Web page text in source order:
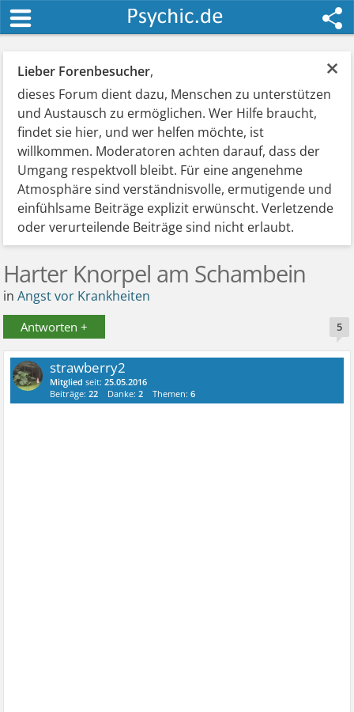
×
Lieber Forenbesucher,
dieses Forum dient dazu, Menschen zu unterstützen
und Austausch zu ermöglichen. Wer Hilfe braucht,
findet sie hier, und wer helfen möchte, ist
willkommen. Moderatoren achten darauf, dass der
Umgang respektvoll bleibt. Für eine angenehme
Atmosphäre sind verständnisvolle, ermutigende und
einfühlsame Beiträge explizit erwünscht. Verletzende
oder verurteilende Beiträge sind nicht erlaubt.
Harter Knorpel am Schambein
inAngst vor Krankheiten
Antworten + 5
strawberry2
Mitglied seit:25.05.2016
Beiträge:22 Danke:2 Themen:6